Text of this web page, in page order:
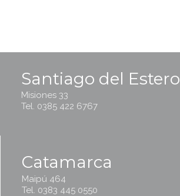
Santiago del Estero
Misiones 33
Tel. 0385 422 6767
Catamarca
Maipú 464
Tel. 0383 445 0550